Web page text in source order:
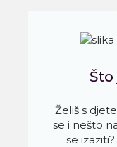
Želiš s
se i nešto
se